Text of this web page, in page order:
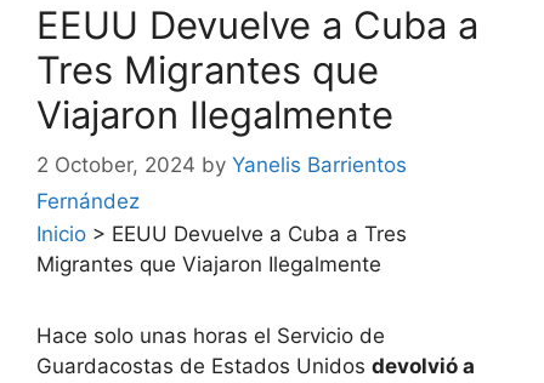
EEUU Devuelve a Cuba a
Tres Migrantes que
Viajaron Ilegalmente
2 October, 2024 by Yanelis Barrientos
Fernández
Inicio > EEUU Devuelve a Cuba a Tres
Migrantes que Viajaron Ilegalmente
Hace solo unas horas el Servicio de
Guardacostas de Estados Unidos devolvió a